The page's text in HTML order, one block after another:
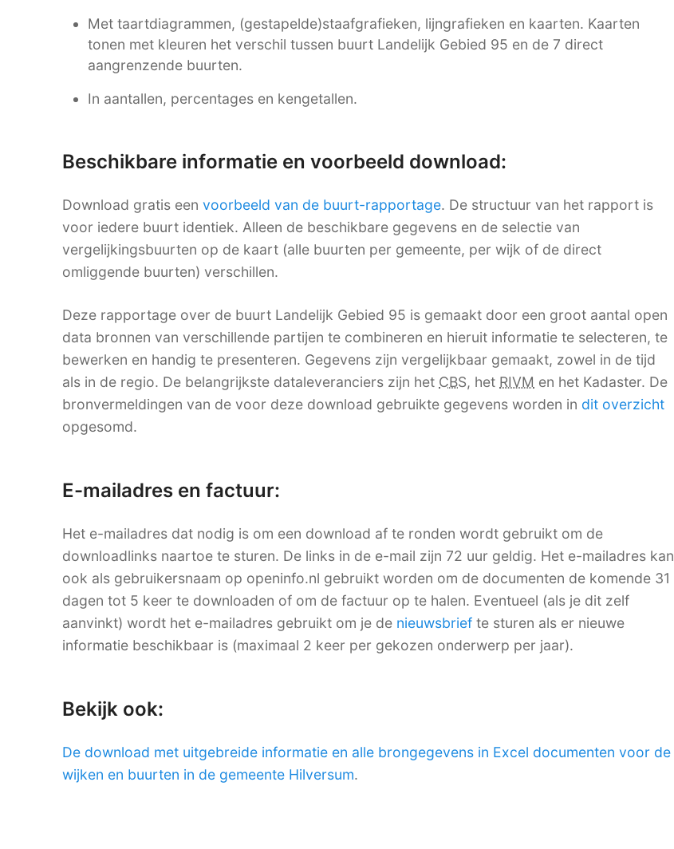
Met taartdiagrammen, (gestapelde)staafgrafieken, lijngrafieken en kaarten. Kaarten
tonen met kleuren het verschil tussen buurt Landelijk Gebied 95 en de 7 direct
aangrenzende buurten.
In aantallen, percentages en kengetallen.
Beschikbare informatie en voorbeeld download:
Download gratis een voorbeeld van de buurt-rapportage. De structuur van het rapport is
voor iedere buurt identiek. Alleen de beschikbare gegevens en de selectie van
vergelijkingsbuurten op de kaart (alle buurten per gemeente, per wijk of de direct
omliggende buurten) verschillen.
Deze rapportage over de buurt Landelijk Gebied 95 is gemaakt door een groot aantal open
data bronnen van verschillende partijen te combineren en hieruit informatie te selecteren, te
bewerken en handig te presenteren. Gegevens zijn vergelijkbaar gemaakt, zowel in de tijd
als in de regio. De belangrijkste dataleveranciers zijn het CBS, het RIVM en het Kadaster. De
bronvermeldingen van de voor deze download gebruikte gegevens worden in dit overzicht
opgesomd.
E-mailadres en factuur:
Het e-mailadres dat nodig is om een download af te ronden wordt gebruikt om de
downloadlinks naartoe te sturen. De links in de e-mail zijn 72 uur geldig. Het e-mailadres kan
ook als gebruikersnaam op openinfo.nl gebruikt worden om de documenten de komende 31
dagen tot 5 keer te downloaden of om de factuur op te halen. Eventueel (als je dit zelf
aanvinkt) wordt het e-mailadres gebruikt om je de nieuwsbrief te sturen als er nieuwe
informatie beschikbaar is (maximaal 2 keer per gekozen onderwerp per jaar).
Bekijk ook:
De download met uitgebreide informatie en alle brongegevens in Excel documenten voor de
wijken en buurten in de gemeente Hilversum.